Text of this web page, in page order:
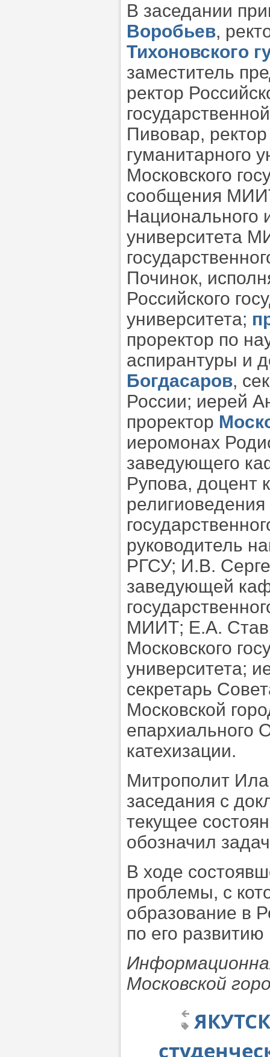
В заседании
Воробьев,
Тихоновского
заместитель
ректор
Пивовар, ректор
гуманитарного
Московского
сообщения
Национального
университета
Починок,
Российского
университета;
проректор по
аспирантуры и
Богдасаров,
России; иерей
проректор
иеромонах
заведующего
Рупова,
религиоведения
руководитель
РГСУ; И.В.
заведующей
МИИТ; Е.А.
Московского
университета;
секретарь
Московской
епархиального
катехизации.
Митрополит
заседания с
текущее
обозначил
В ходе
проблемы, с
образование в
по его
Московской